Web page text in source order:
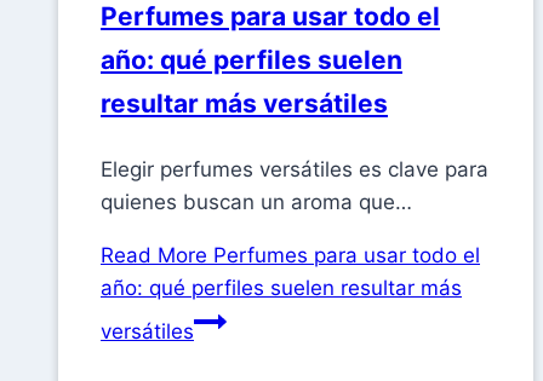
Perfumes para usar todo el
año: qué perfiles suelen
resultar más versátiles
Elegir perfumes versátiles es clave para
quienes buscan un aroma que…
Read More Perfumes para usar todo el
año: qué perfiles suelen resultar más
versátiles